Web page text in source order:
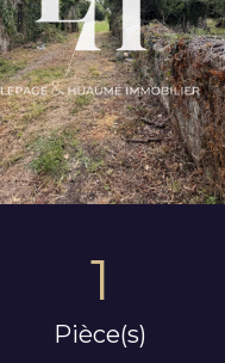
1
Pièce(s)